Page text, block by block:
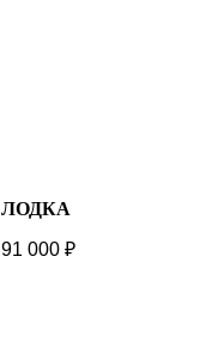
ЛОДКА
91 000 ₽